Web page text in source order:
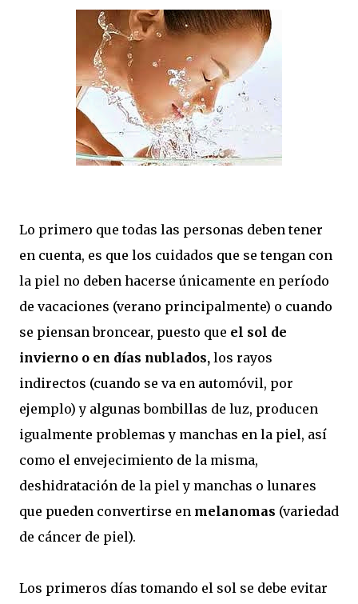
Lo primero que todas las personas deben tener
en cuenta, es que los cuidados que se tengan con
la piel no deben hacerse únicamente en período
de vacaciones (verano principalmente) o cuando
se piensan broncear, puesto que el sol de
invierno o en días nublados, los rayos
indirectos (cuando se va en automóvil, por
ejemplo) y algunas bombillas de luz, producen
igualmente problemas y manchas en la piel, así
como el envejecimiento de la misma,
deshidratación de la piel y manchas o lunares
que pueden convertirse en melanomas (variedad
de cáncer de piel).
Los primeros días tomando el sol se debe evitar